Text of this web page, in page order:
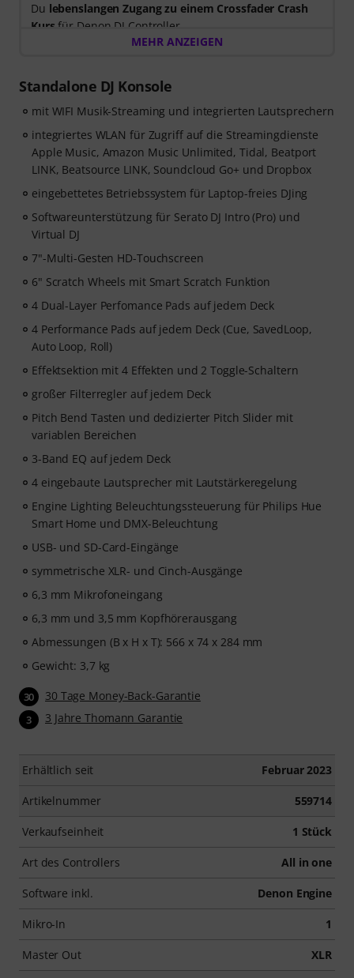
Du lebenslangen Zugang zu einem Crossfader Crash
Kurs für Denon DJ Controller.
- Expertenunterricht: Lerne von der weltweit führenden
DJ-Lernplattform mit Schritt-für-Schritt-Videos
- DJ-Tools: Kostenloses Musikpaket mit über 165 Songs
& Sample-Pack mit perfekt abgestimmten Clips zum
Laden in deine Software
- Community-Support: Trete den Crossfader DJ-
und deine Fortschritte zu teilen.
MEHR ANZEIGEN
Standalone DJ Konsole
mit WIFI Musik-Streaming und integrierten Lautsprechern
integriertes WLAN für Zugriff auf die Streamingdienste
Apple Music, Amazon Music Unlimited, Tidal, Beatport
LINK, Beatsource LINK, Soundcloud Go+ und Dropbox
eingebettetes Betriebssystem für Laptop-freies DJing
Softwareunterstützung für Serato DJ Intro (Pro) und
Virtual DJ
7"-Multi-Gesten HD-Touchscreen
6" Scratch Wheels mit Smart Scratch Funktion
4 Dual-Layer Perfomance Pads auf jedem Deck
4 Performance Pads auf jedem Deck (Cue, SavedLoop,
Auto Loop, Roll)
Effektsektion mit 4 Effekten und 2 Toggle-Schaltern
großer Filterregler auf jedem Deck
Pitch Bend Tasten und dedizierter Pitch Slider mit
variablen Bereichen
3-Band EQ auf jedem Deck
4 eingebaute Lautsprecher mit Lautstärkeregelung
Engine Lighting Beleuchtungssteuerung für Philips Hue
Smart Home und DMX-Beleuchtung
USB- und SD-Card-Eingänge
symmetrische XLR- und Cinch-Ausgänge
6,3 mm Mikrofoneingang
6,3 mm und 3,5 mm Kopfhörerausgang
Abmessungen (B x H x T): 566 x 74 x 284 mm
Gewicht: 3,7 kg
30 30 Tage Money-Back-Garantie
3 3 Jahre Thomann Garantie
Erhältlich seit Februar 2023
Artikelnummer 559714
Verkaufseinheit 1 Stück
Art des Controllers All in one
Software inkl. Denon Engine
Mikro-In 1
Master Out XLR